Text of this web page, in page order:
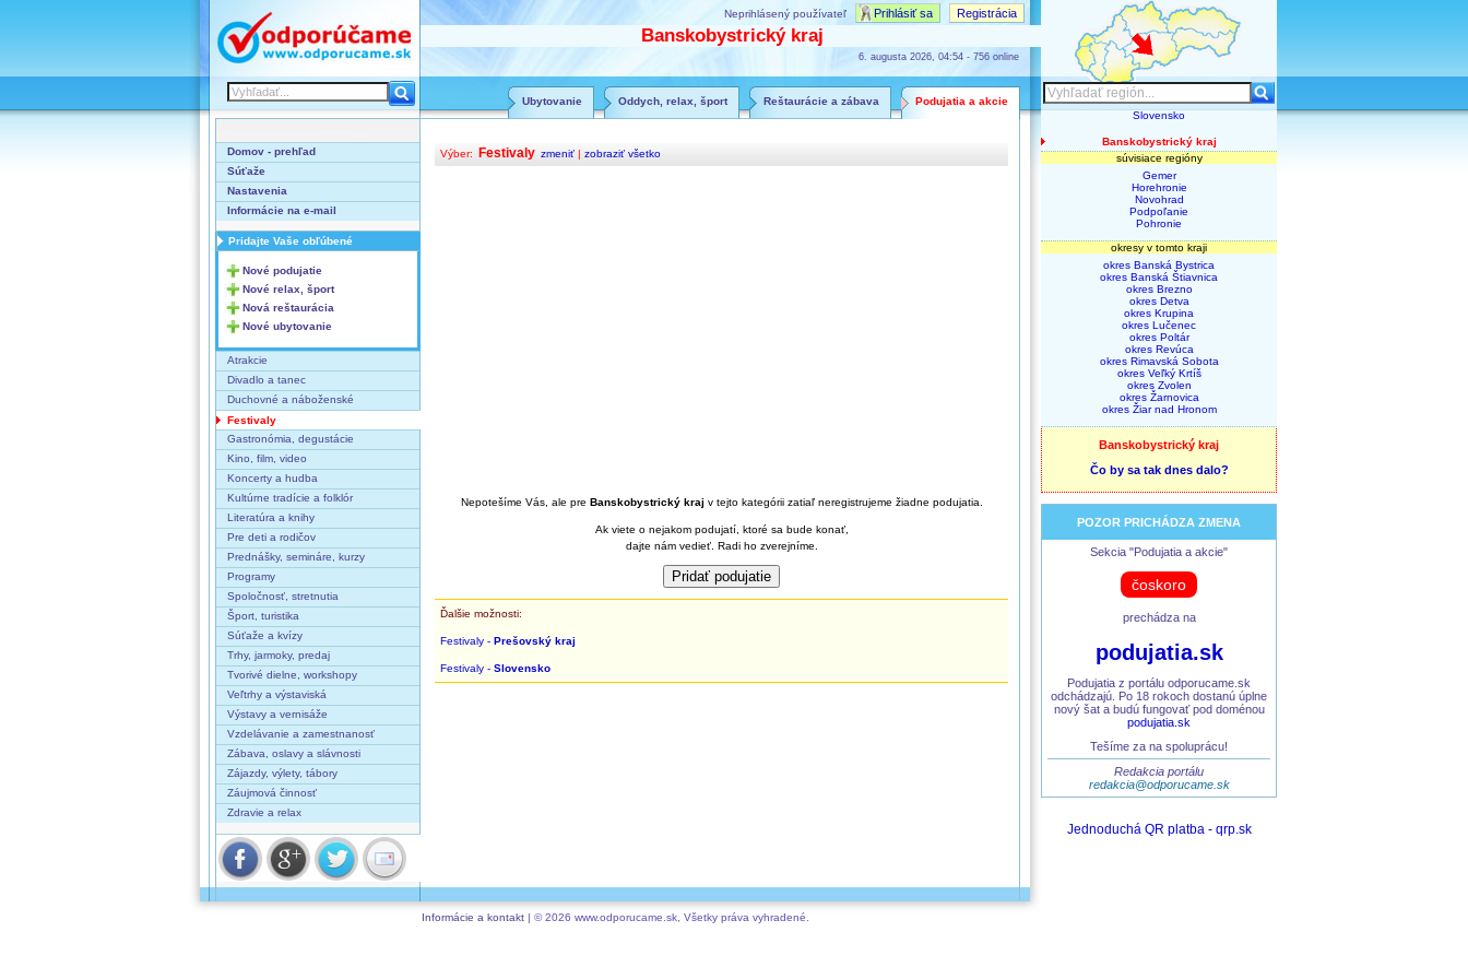
Neprihlásený používateľ Prihlásiť sa Registrácia
Banskobystrický kraj
6. augusta 2026, 04:54 - 756 online
Podujatia a akcie
Reštaurácie a zábava
Oddych, relax, šport
Ubytovanie
Domov - prehľad
Súťaže
Nastavenia
Informácie na e-mail
Pridajte Vaše obľúbené
Nové podujatie
Nové relax, šport
Nová reštaurácia
Nové ubytovanie
Atrakcie
Divadlo a tanec
Duchovné a náboženské
Festivaly
Gastronómia, degustácie
Kino, film, video
Koncerty a hudba
Kultúrne tradície a folklór
Literatúra a knihy
Pre deti a rodičov
Prednášky, semináre, kurzy
Programy
Spoločnosť, stretnutia
Šport, turistika
Súťaže a kvízy
Trhy, jarmoky, predaj
Tvorivé dielne, workshopy
Veľtrhy a výstaviská
Výstavy a vernisáže
Vzdelávanie a zamestnanosť
Zábava, oslavy a slávnosti
Zájazdy, výlety, tábory
Záujmová činnosť
Zdravie a relax
Výber: Festivaly zmeniť | zobraziť všetko
Nepotešíme Vás, ale pre Banskobystrický kraj v tejto kategórii zatiaľ neregistrujeme žiadne podujatia.
Ak viete o nejakom podujatí, ktoré sa bude konať,
dajte nám vedieť. Radi ho zverejníme.
Ďalšie možnosti:
Festivaly - Prešovský kraj
Festivaly - Slovensko
Informácie a kontakt| © 2026 www.odporucame.sk, Všetky práva vyhradené.
Slovensko
Banskobystrický kraj
súvisiace regióny
Gemer
Horehronie
Novohrad
Podpoľanie
Pohronie
okresy v tomto kraji
okres Banská Bystrica
okres Banská Štiavnica
okres Brezno
okres Detva
okres Krupina
okres Lučenec
okres Poltár
okres Revúca
okres Rimavská Sobota
okres Veľký Krtíš
okres Zvolen
okres Žarnovica
okres Žiar nad Hronom
Banskobystrický kraj
Čo by sa tak dnes dalo?
POZOR PRICHÁDZA ZMENA
Sekcia "Podujatia a akcie"
čoskoro
prechádza na
podujatia.sk
Podujatia z portálu odporucame.sk
odchádzajú. Po 18 rokoch dostanú úplne
nový šat a budú fungovať pod doménou
podujatia.sk
Tešíme za na spoluprácu!
Redakcia portálu
redakcia@odporucame.sk
Jednoduchá QR platba - qrp.sk